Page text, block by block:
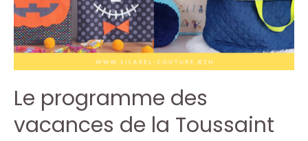
Le programme des
vacances de la Toussaint